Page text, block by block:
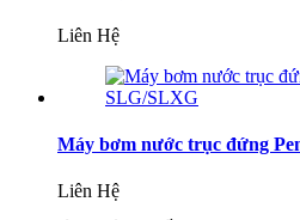
Liên Hệ
Máy bơm nước trục đứng
Liên Hệ